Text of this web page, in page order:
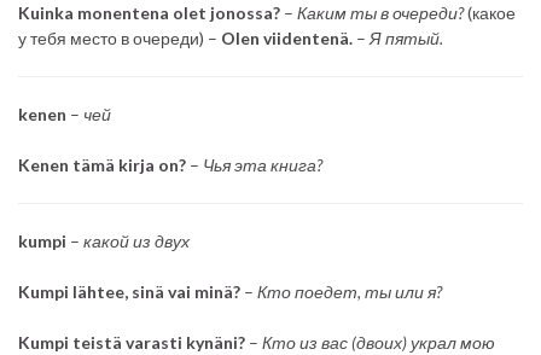
Kuinka monentena olet jonossa? – Каким ты в очереди?(какое
у тебя место в очереди) – Olen viidentenä. – Я пятый.
kenen – чей
Kenen tämä kirja on? – Чья эта книга?
kumpi – какой из двух
Kumpi lähtee, sinä vai minä? – Кто поедет, ты или я?
Kumpi teistä varasti kynäni? – Кто из вас (двоих) украл мою